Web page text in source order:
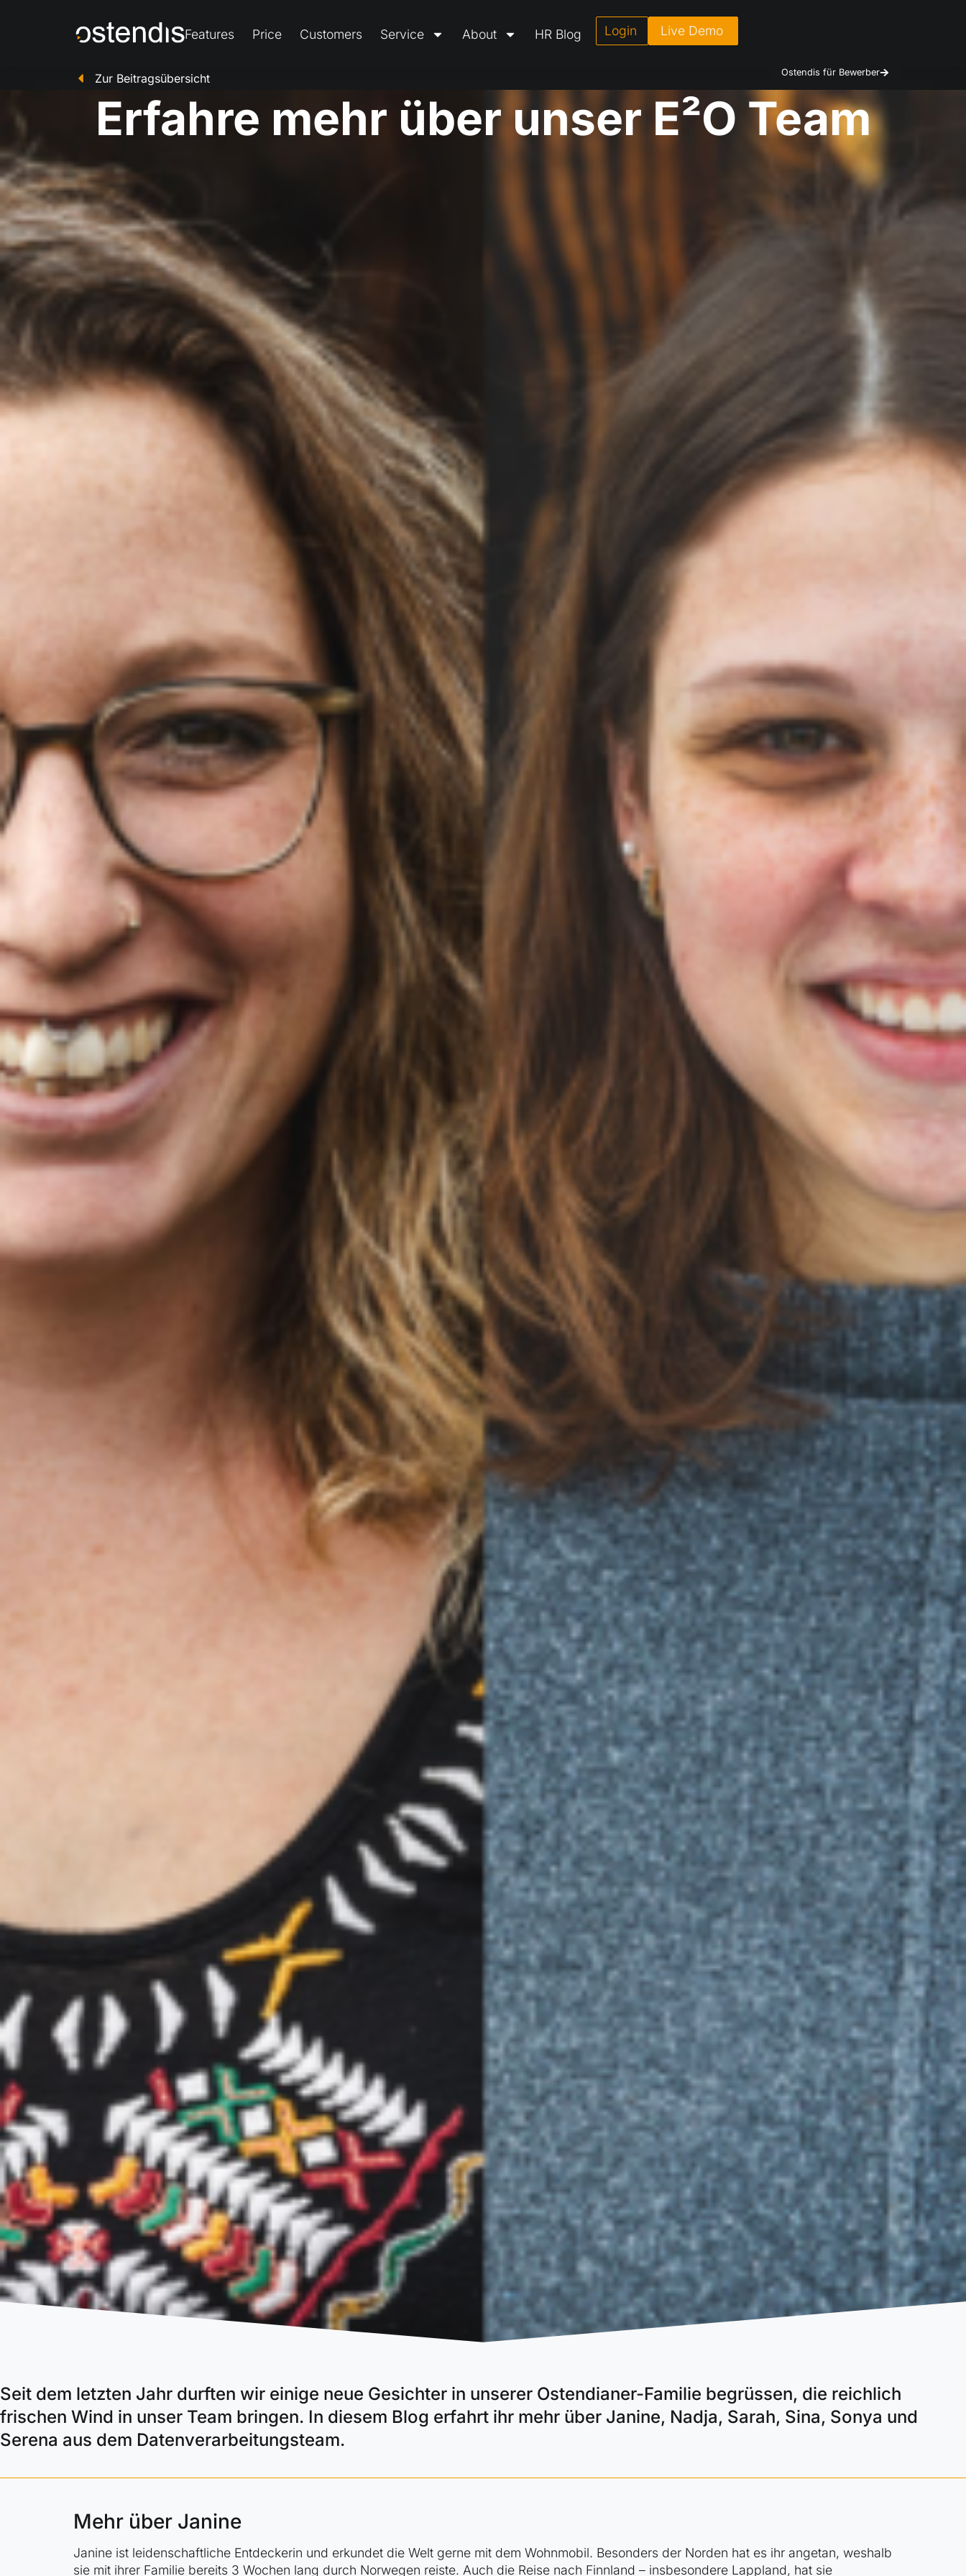
Features Price Customers Service About HR Blog Login Live Demo
Ostendis für Bewerber
Zur Beitragsübersicht
Erfahre mehr über unser E²O Team
Seit dem letzten Jahr durften wir einige neue Gesichter in unserer Ostendianer-Familie begrüssen, die reichlich
frischen Wind in unser Team bringen. In diesem Blog erfahrt ihr mehr über Janine, Nadja, Sarah, Sina, Sonya und
Serena aus dem Datenverarbeitungsteam.
Mehr über Janine
Janine ist leidenschaftliche Entdeckerin und erkundet die Welt gerne mit dem Wohnmobil. Besonders der Norden hat es ihr angetan, weshalb
sie mit ihrer Familie bereits 3 Wochen lang durch Norwegen reiste. Auch die Reise nach Finnland – insbesondere Lappland, hat sie